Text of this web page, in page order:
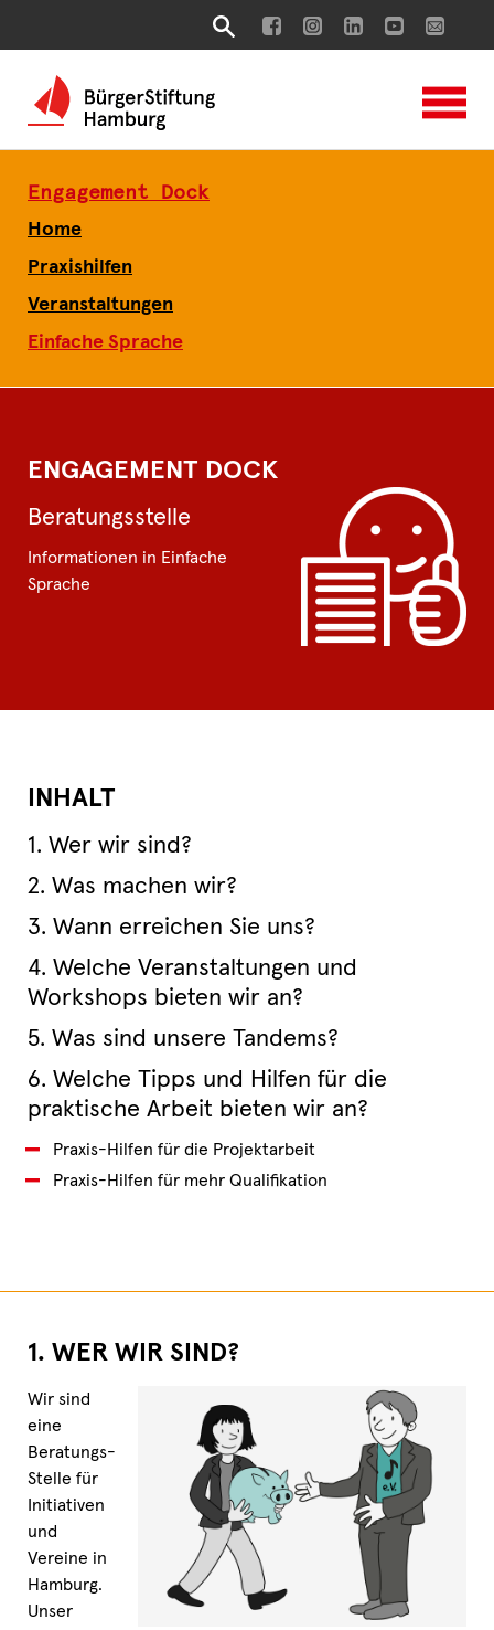
Engagement Dock
Home
Praxishilfen
Veranstaltungen
Einfache Sprache
ENGAGEMENT DOCK
Beratungsstelle
Informationen in Einfache
Sprache
INHALT
1. Wer wir sind?
2. Was machen wir?
3. Wann erreichen Sie uns?
4. Welche Veranstaltungen und
Workshops bieten wir an?
5. Was sind unsere Tandems?
6. Welche Tipps und Hilfen für die
praktische Arbeit bieten wir an?
Praxis-Hilfen für die Projektarbeit
Praxis-Hilfen für mehr Qualifikation
1. WER WIR SIND?
Wir sind
eine
Beratungs-
Stelle für
Initiativen
und
Vereine in
Hamburg.
Unser